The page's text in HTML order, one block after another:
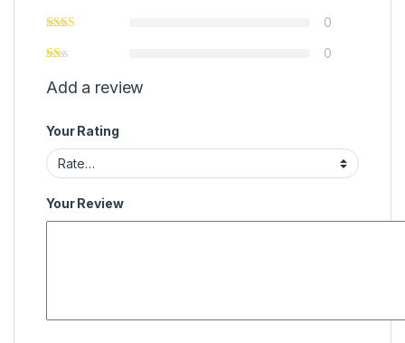
0
0
Add a review
Your Rating
Your Review